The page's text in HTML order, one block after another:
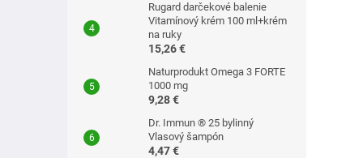
Rugard darčekové balenie
Vitamínový krém 100 ml+krém
na ruky
15,26 €
Naturprodukt Omega 3 FORTE
1000 mg
9,28 €
Dr. Immun ® 25 bylinný
Vlasový šampón
4,47 €